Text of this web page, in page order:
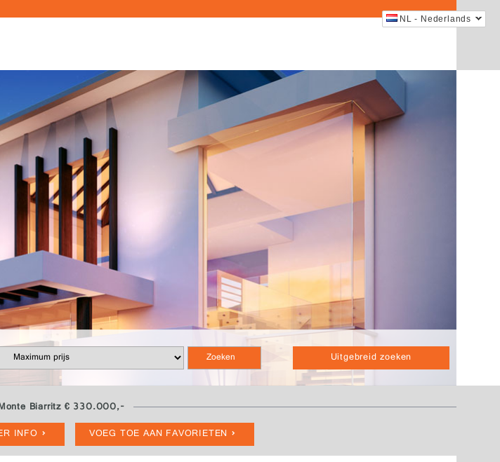
NL - Nederlands
Uitgebreid zoeken
Biarritz € 330.000,-
INFO VOEG TOE AAN FAVORIETEN